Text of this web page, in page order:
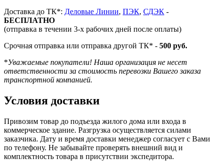
Доставка до ТК*: Деловые Линии, ПЭК, СДЭК -
БЕСПЛАТНО
(отправка в течении 3-х рабочих дней после оплаты)
Срочная отправка или отправка другой ТК* - 500 руб.
*Уважаемые покупатели! Наша организация не несет
ответственности за стоимость перевозки Вашего заказа
транспортной компанией.
Условия доставки
Привозим товар до подъезда жилого дома или входа в
коммерческое здание. Разгрузка осуществляется силами
заказчика. Дату и время доставки менеджер согласует с Вами
по телефону. Не забывайте проверять внешний вид и
комплектность товара в присутствии экспедитора.